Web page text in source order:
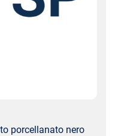
porcellanato nero